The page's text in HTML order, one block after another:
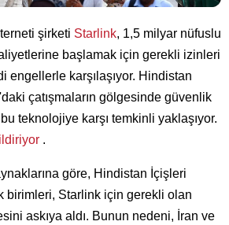
şirketi Starlink, 1,5 milyar nüfuslu
başlamak için gerekli izinleri
engellerle karşılaşıyor. Hindistan
çatışmaların gölgesinde güvenlik
teknolojiye karşı temkinli yaklaşıyor.
.
göre, Hindistan İçişleri
birimleri, Starlink için gerekli olan
askıya aldı. Bunun nedeni, İran ve